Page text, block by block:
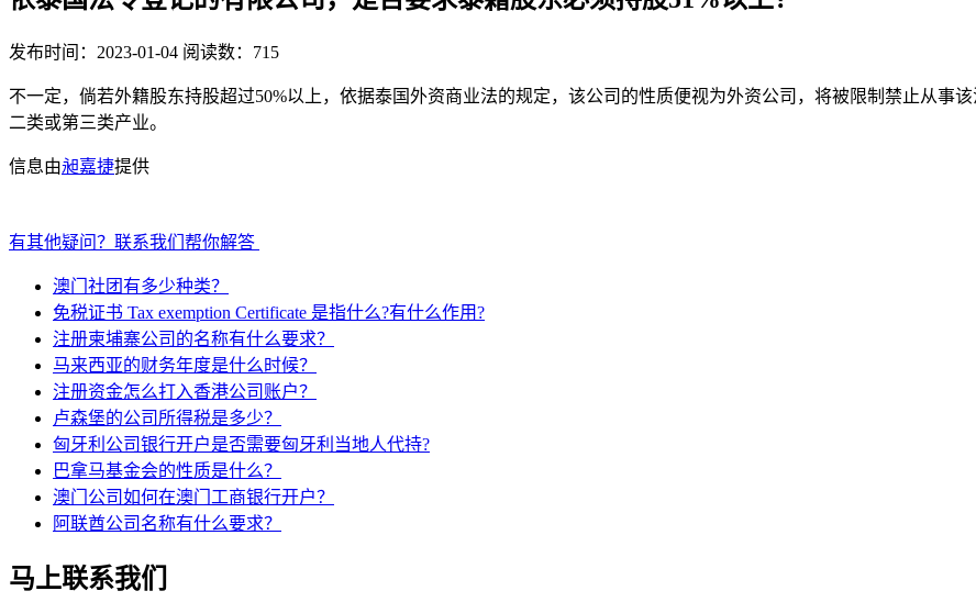
发布时间：2023-01-04 阅读数：715
不一定，倘若外籍股东持股超过50%以上，依据泰国外资商业法的规定，该公司的性质便视为外资公司，将被限制禁止从事
二类或第三类产业。
信息由昶嘉捷提供
有其他疑问？联系我们帮你解答
澳门社团有多少种类？
免税证书 Tax exemption Certificate 是指什么?有什么作用?
注册柬埔寨公司的名称有什么要求？
马来西亚的财务年度是什么时候？
注册资金怎么打入香港公司账户？
卢森堡的公司所得税是多少？
匈牙利公司银行开户是否需要匈牙利当地人代持?
巴拿马基金会的性质是什么？
澳门公司如何在澳门工商银行开户？
阿联酋公司名称有什么要求？
马上联系我们